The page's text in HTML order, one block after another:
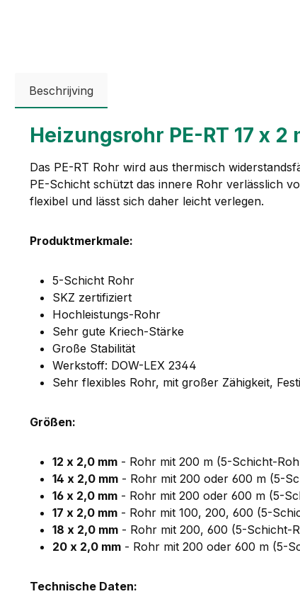
Beschrijving
Heizungsrohr PE-RT 17 x
Das PE-RT Rohr wird aus thermisch
PE-Schicht schützt das innere Rohr verlässlich
flexibel und lässt sich daher leicht verlegen.
Produktmerkmale:
5-Schicht Rohr
SKZ zertifiziert
Hochleistungs-Rohr
Sehr gute Kriech-Stärke
Große Stabilität
Werkstoff: DOW-LEX 2344
Sehr flexibles Rohr, mit großer Zähigkeit,
Größen:
12 x 2,0 mm - Rohr mit 200 m (5-Schicht-
14 x 2,0 mm - Rohr mit 200 oder 600 m (5-
16 x 2,0 mm - Rohr mit 200 oder 600 m (5-
17 x 2,0 mm - Rohr mit 100, 200, 600 (5-
18 x 2,0 mm - Rohr mit 200, 600 (5-Schicht-
20 x 2,0 mm - Rohr mit 200 oder 600 m (5-
Technische Daten: